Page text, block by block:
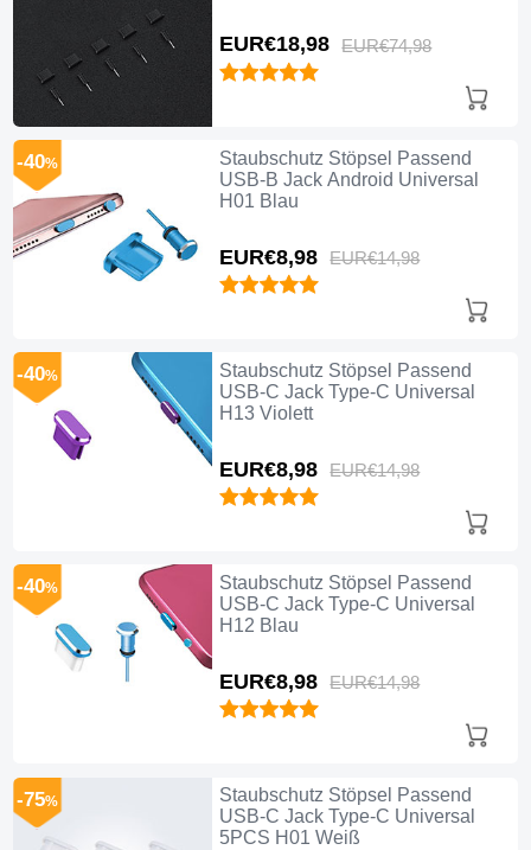
EUR€18,98 EUR€74,98
Staubschutz Stöpsel Passend
USB-B Jack Android Universal
H01 Blau
EUR€8,98 EUR€14,98
-40%
Staubschutz Stöpsel Passend
USB-C Jack Type-C Universal
H13 Violett
EUR€8,98 EUR€14,98
-40%
Staubschutz Stöpsel Passend
USB-C Jack Type-C Universal
H12 Blau
EUR€8,98 EUR€14,98
-40%
Staubschutz Stöpsel Passend
USB-C Jack Type-C Universal
5PCS H01 Weiß
-75%